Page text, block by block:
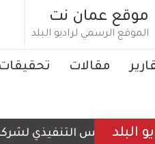
موقع عمان نت
الموقع الرسمي لراديو البلد
مقالات تحقيقات
البلد
الرئيس التنفيذي لشركة